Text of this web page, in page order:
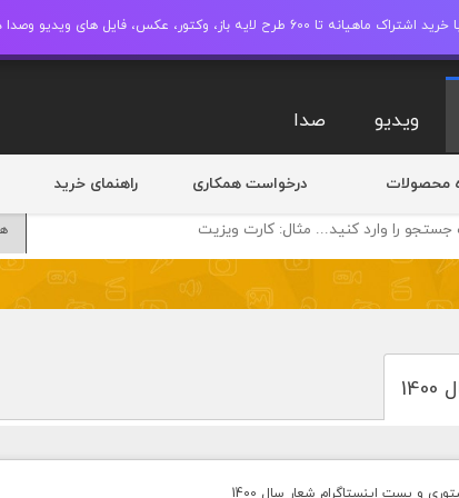
اشتراک ماهیانه تا 600 طرح لایه باز، وکتور، عکس، فایل های ویدیو وصدا دانلود کنید.
ویدیو صدا
محصولات درخواست همکاری راهنمای خرید